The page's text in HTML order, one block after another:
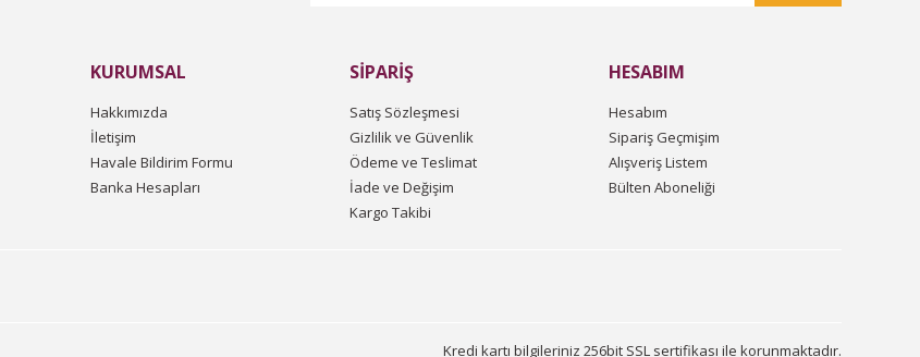
KURUMSAL
Hakkımızda
İletişim
Havale Bildirim Formu
Banka Hesapları
SİPARİŞ
Satış Sözleşmesi
Gizlilik ve Güvenlik
Ödeme ve Teslimat
İade ve Değişim
Kargo Takibi
HESABIM
Hesabım
Sipariş Geçmişim
Alışveriş Listem
Bülten Aboneliği
Kredi kartı bilgileriniz 256bit SSL sertifikası ile korunmaktadır.